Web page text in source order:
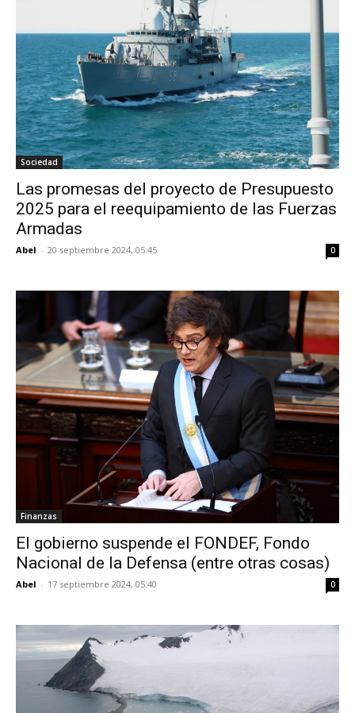
Sociedad
Las promesas del proyecto de Presupuesto
2025 para el reequipamiento de las Fuerzas
Armadas
Abel - 20 septiembre 2024, 05:45 0
Finanzas
El gobierno suspende el FONDEF, Fondo
Nacional de la Defensa (entre otras cosas)
Abel - 17 septiembre 2024, 05:40 0